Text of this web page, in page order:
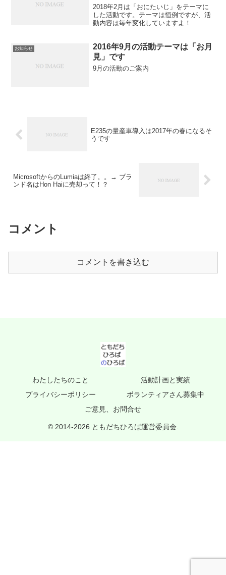
2018年2月は「おにたいじ」をテーマに
した活動です。テーマは恒例ですが、活
動内容は毎年変化していますよ！
お知らせ
2016年9月の活動テーマは「お月
見」です
9月の活動のご案内
E235の量産車導入は2017年の春になるそ
うです
MicrosoftからのLumiaは終了。。→ ブラ
ンド名はHon Haiに売却って！？
コメント
コメントを書き込む
わたしたちのこと
活動計画と実績
プライバシーポリシー
ボランティアさん募集中
ご意見、お問合せ
© 2014-2026 ともだちひろば運営委員会.